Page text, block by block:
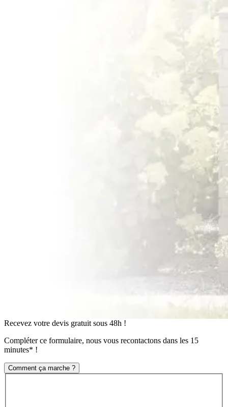
Recevez votre devis gratuit sous 48h !
Compléter ce formulaire, nous vous recontactons dans les 15
minutes* !
Comment ça marche ?